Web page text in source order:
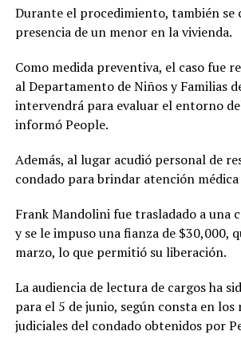
Durante el procedimiento, también se
presencia de un menor en la vivienda.
Como medida preventiva, el caso fue
al Departamento de Niños y Familias
intervendrá para evaluar el entorno
informó People.
Además, al lugar acudió personal de
condado para brindar atención
Frank Mandolini fue trasladado a una
y se le impuso una fianza de $30,000,
marzo, lo que permitió su liberación.
La audiencia de lectura de cargos ha
para el 5 de junio, según consta en los
judiciales del condado obtenidos por